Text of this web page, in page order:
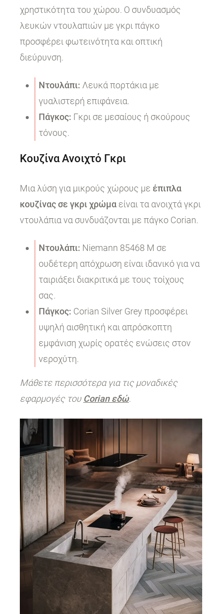
χρηστικότητα του χώρου. Ο συνδυασμός
λευκών ντουλαπιών με γκρι πάγκο
προσφέρει φωτεινότητα και οπτική
διεύρυνση.
Ντουλάπι: Λευκά πορτάκια με
γυαλιστερή επιφάνεια.
Πάγκος: Γκρι σε μεσαίους ή σκούρους
τόνους.
Κουζίνα Ανοιχτό Γκρι
Μια λύση για μικρούς χώρους με έπιπλα
κουζίνας σε γκρι χρώμα είναι τα ανοιχτά γκρι
ντουλάπια να συνδυάζονται με πάγκο Corian.
Ντουλάπι: Niemann 85468 M σε
ουδέτερη απόχρωση είναι ιδανικό για να
ταιριάξει διακριτικά με τους τοίχους
σας.
Πάγκος: Corian Silver Grey προσφέρει
υψηλή αισθητική και απρόσκοπτη
εμφάνιση χωρίς ορατές ενώσεις στον
νεροχύτη.
Μάθετε περισσότερα για τις μοναδικές
εφαρμογές του Corian εδώ.